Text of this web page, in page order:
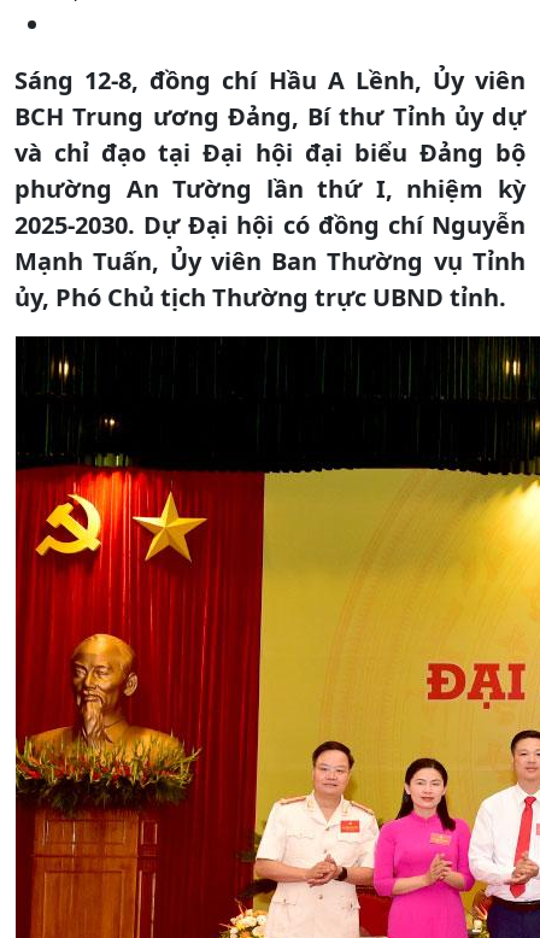
Sáng 12-8, đồng chí Hầu A Lềnh, Ủy viên
BCH Trung ương Đảng, Bí thư Tỉnh ủy dự
và chỉ đạo tại Đại hội đại biểu Đảng bộ
phường An Tường lần thứ I, nhiệm kỳ
2025-2030. Dự Đại hội có đồng chí Nguyễn
Mạnh Tuấn, Ủy viên Ban Thường vụ Tỉnh
ủy, Phó Chủ tịch Thường trực UBND tỉnh.